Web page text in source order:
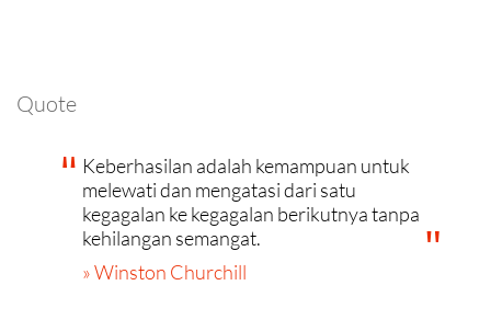
Quote
Keberhasilan adalah kemampuan untuk
melewati dan mengatasi dari satu
kegagalan ke kegagalan berikutnya tanpa
kehilangan semangat.
» Winston Churchill